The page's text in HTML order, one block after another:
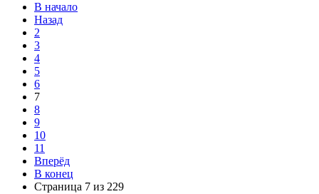
В начало
Назад
2
3
4
5
6
7
8
9
10
11
Вперёд
В конец
Страница 7 из 229